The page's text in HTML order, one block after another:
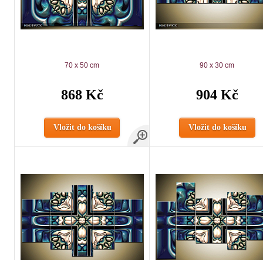
70 x 50 cm
868 Kč
Vložit do košíku
90 x 30 cm
904 Kč
Vložit do košíku